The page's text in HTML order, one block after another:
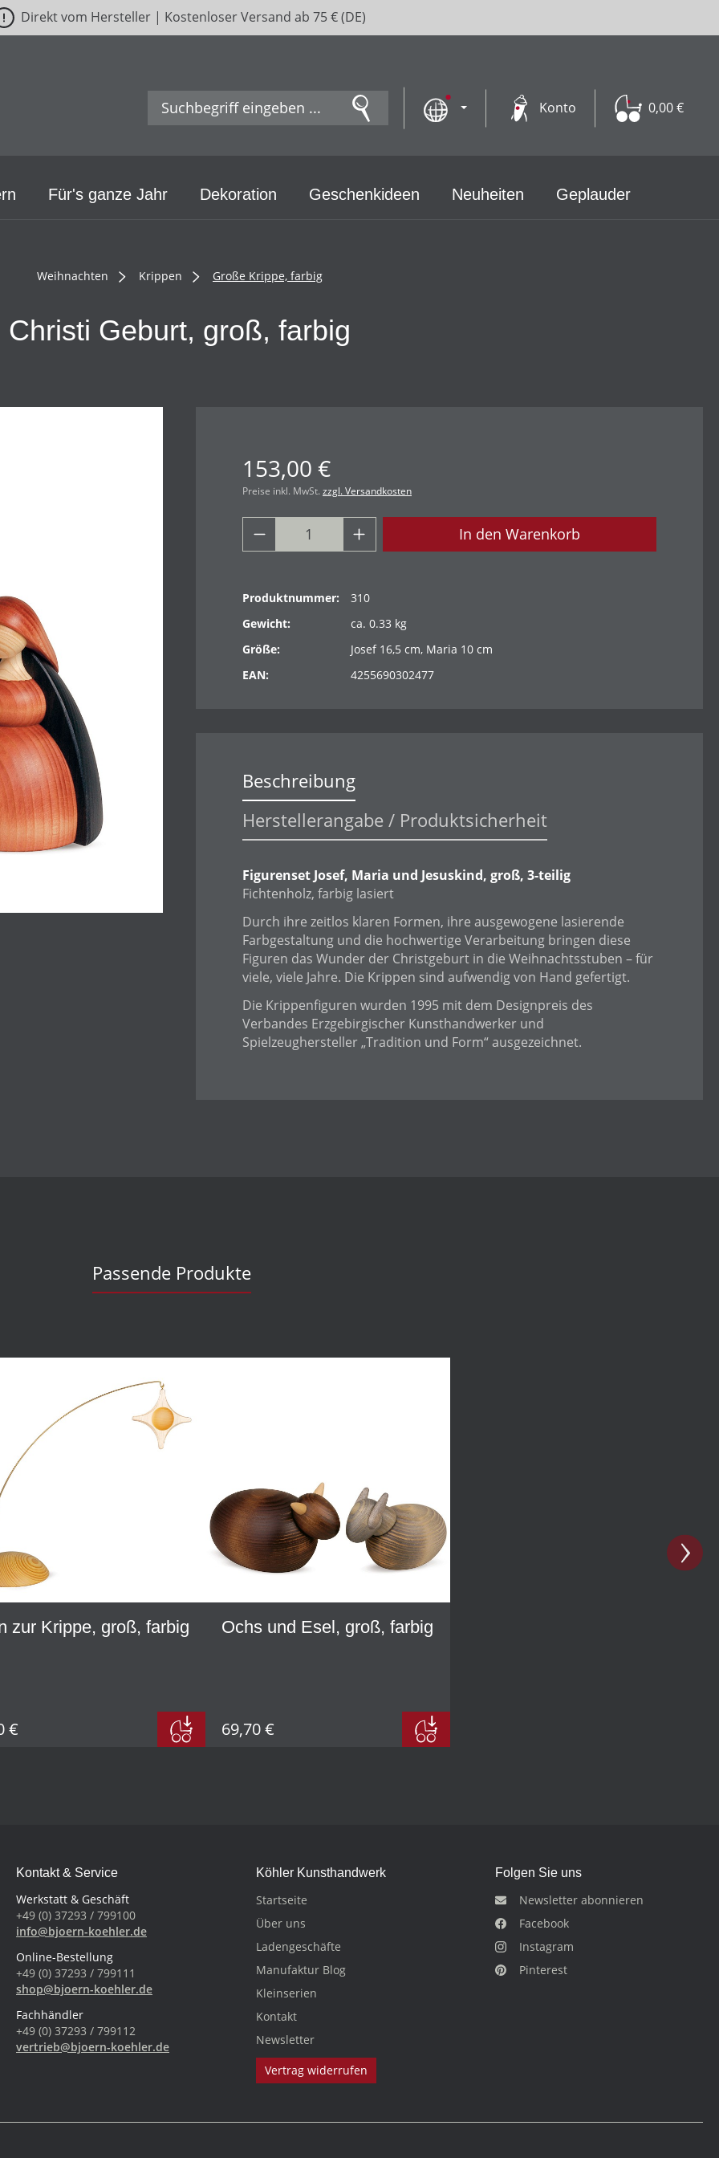
Direkt vom Hersteller | Kostenloser Versand ab 75 € (DE)
Konto 0,00 €
Für's ganze Jahr Dekoration Geschenkideen Neuheiten Geplauder
Weihnachten Krippen Große Krippe, farbig
Christi Geburt, groß, farbig
153,00 €
Preise inkl. MwSt. zzgl. Versandkosten
In den Warenkorb
Produktnummer:
310
Gewicht:
ca. 0.33 kg
Größe:
Josef 16,5 cm, Maria 10 cm
EAN:
4255690302477
Beschreibung
Herstellerangabe / Produktsicherheit
Figurenset Josef, Maria und Jesuskind, groß, 3-teilig
Fichtenholz, farbig lasiert
Durch ihre zeitlos klaren Formen, ihre ausgewogene lasierende
Farbgestaltung und die hochwertige Verarbeitung bringen diese
Figuren das Wunder der Christgeburt in die Weihnachtsstuben – für
viele, viele Jahre. Die Krippen sind aufwendig von Hand gefertigt.
Die Krippenfiguren wurden 1995 mit dem Designpreis des
Verbandes Erzgebirgischer Kunsthandwerker und
Spielzeughersteller „Tradition und Form“ ausgezeichnet.
Passende Produkte
zur Krippe, groß, farbig
€
Ochs und Esel, groß, farbig
69,70 €
Kontakt & Service
Werkstatt & Geschäft
+49 (0) 37293 / 799100
info@bjoern-koehler.de
Online-Bestellung
+49 (0) 37293 / 799111
shop@bjoern-koehler.de
Fachhändler
+49 (0) 37293 / 799112
vertrieb@bjoern-koehler.de
Köhler Kunsthandwerk
Startseite
Über uns
Ladengeschäfte
Manufaktur Blog
Kleinserien
Kontakt
Newsletter
Vertrag widerrufen
Folgen Sie uns
Newsletter abonnieren
Facebook
Instagram
Pinterest